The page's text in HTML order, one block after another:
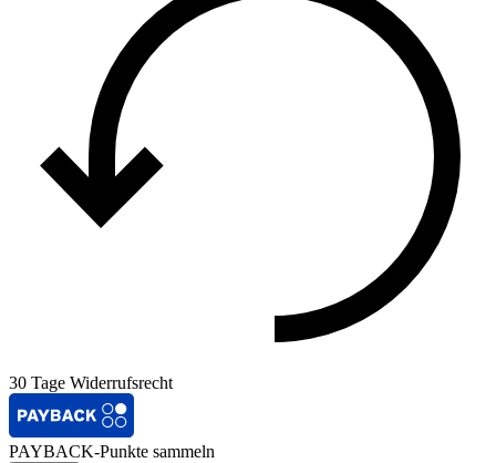
30 Tage Widerrufsrecht
PAYBACK-Punkte sammeln